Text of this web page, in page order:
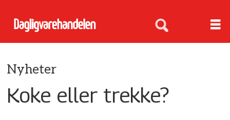
Nyheter
Koke eller trekke?